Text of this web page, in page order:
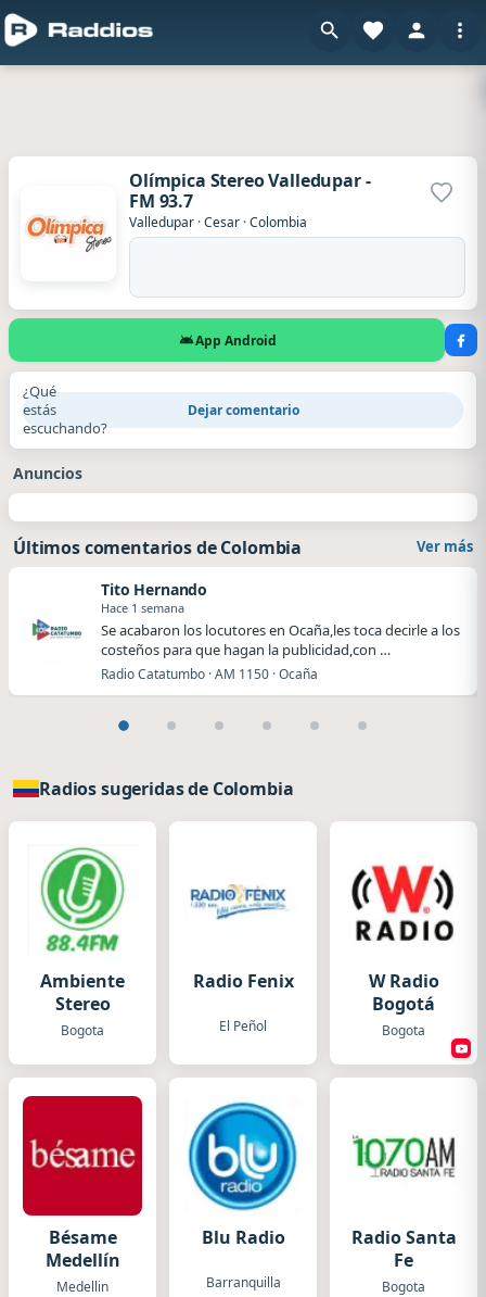
Olímpica Stereo Valledupar -
FM 93.7
Valledupar ·Cesar ·Colombia
App Android
¿Qué
estás
escuchando?
Dejar comentario
Anuncios
Últimos comentarios de Colombia Ver más
Tito Hernando
Hace 1 semana
Se acabaron los locutores en Ocaña,les toca decirle a los
costeños para que hagan la publicidad,con …
Radio Catatumbo · AM 1150 · Ocaña
Radios sugeridas de Colombia
Ambiente
Stereo
Bogota
Radio Fenix
El Peñol
W Radio
Bogotá
Bogota
Bésame
Medellín
Medellin
Blu Radio
Barranquilla
Radio Santa
Fe
Bogota